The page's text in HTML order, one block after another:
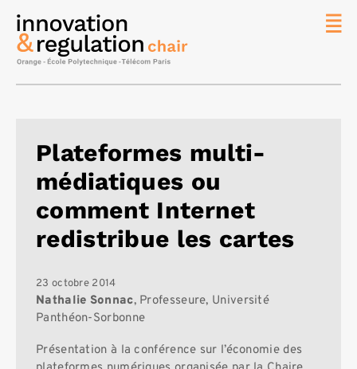
Plateformes multi-
médiatiques ou
comment Internet
redistribue les cartes
23 octobre 2014
Nathalie Sonnac, Professeure, Université
Panthéon-Sorbonne
Présentation à la conférence sur l’économie des